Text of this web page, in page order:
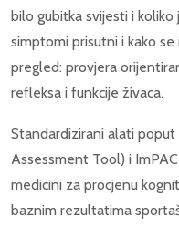
bilo gubitka svijesti i koliko
simptomi prisutni i kako
pregled: provjera
refleksa i funkcije živaca.
Standardizirani alati poput
Assessment Tool) i
medicini za procjenu
baznim rezultatima